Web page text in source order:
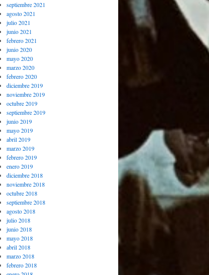
septiembre 2021
agosto 2021
julio 2021
junio 2021
febrero 2021
junio 2020
mayo 2020
marzo 2020
febrero 2020
diciembre 2019
noviembre 2019
octubre 2019
septiembre 2019
junio 2019
mayo 2019
abril 2019
marzo 2019
febrero 2019
enero 2019
diciembre 2018
noviembre 2018
octubre 2018
septiembre 2018
agosto 2018
julio 2018
junio 2018
mayo 2018
abril 2018
marzo 2018
febrero 2018